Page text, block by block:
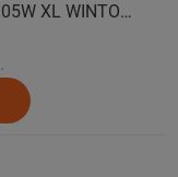
DAVANTI Автошина 275/40 R19 105W XL WINTOURA+ зима